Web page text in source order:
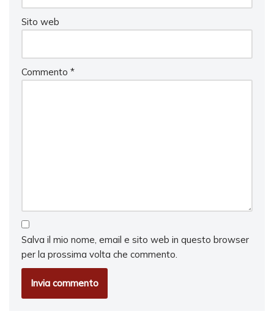
Sito web
Commento *
Salva il mio nome, email e sito web in questo browser
per la prossima volta che commento.